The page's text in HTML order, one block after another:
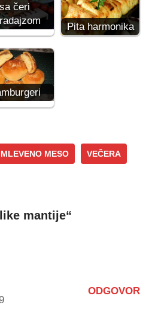
sa čeri
Pita harmonika
MLEVENO MESO VEČERA
mantije“
ODGOVOR